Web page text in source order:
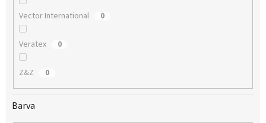
Vector International 0
Veratex 0
Z&Z 0
Barva